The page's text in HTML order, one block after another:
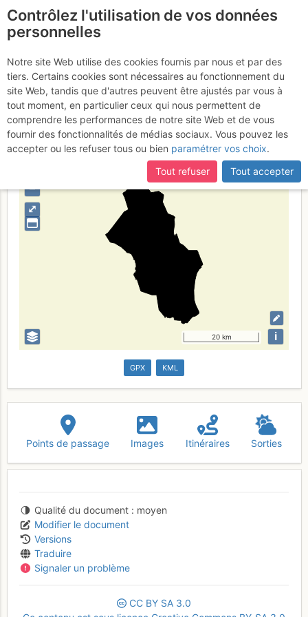
Oslo
Type de région limite administrative
⤢
–
20 km i
GPX KML
Points de passage Images Itinéraires Sorties
Qualité du document
moyen
Modifier le document
Versions
Traduire
Signaler un problème
CC BY SA 3.0
Contrôlez l'utilisation de vos données
personnelles
Notre site Web utilise des cookies fournis par nous et par des
tiers. Certains cookies sont nécessaires au fonctionnement du
site Web, tandis que d'autres peuvent être ajustés par vous à
tout moment, en particulier ceux qui nous permettent de
comprendre les performances de notre site Web et de vous
fournir des fonctionnalités de médias sociaux. Vous pouvez les
accepter ou les refuser tous ou bien paramétrer vos choix.
Tout refuser
Tout accepter